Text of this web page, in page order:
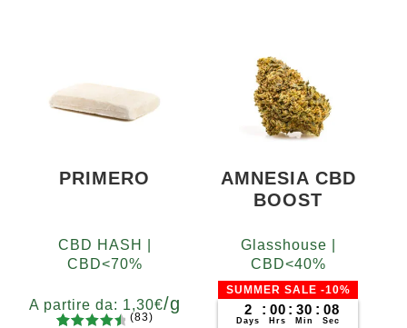
PRIMERO
CBD HASH |
CBD<70%
A partire da: 1,30€/g
(83)
AMNESIA CBD
BOOST
Glasshouse |
CBD<40%
SUMMER SALE -10%
2
Days
: 00
Hrs
: 30
Min
: 07
Sec